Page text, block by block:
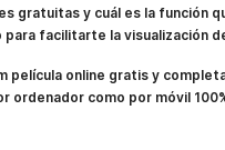
gratuitas y cuál es la función
facilitarte la visualización
película online gratis y
ordenador como por móvil